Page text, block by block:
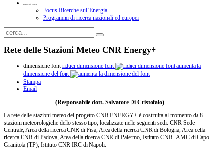
Ricerche sull'Energia
Focus Ricerche sull'Energia
Programmi di ricerca nazionali ed europei
Rete delle Stazioni Meteo CNR Energy+
dimensione font riduci dimensione font
aumenta la
dimensione del font
Stampa
Email
(Responsabile dott. Salvatore Di Cristofalo)
La rete delle stazioni meteo del progetto CNR ENERGY+ è costituita al momento da 8
stazioni meteorologiche dello stesso tipo, localizzate nelle seguenti sedi: CNR Sede
Centrale, Area della ricerca CNR di Pisa, Area della ricerca CNR di Bologna, Area della
ricerca CNR di Padova, Area della ricerca CNR di Palermo, Istituto CNR IAMC di Capo
Granitola (TP), Istituto CNR IRC di Napoli.